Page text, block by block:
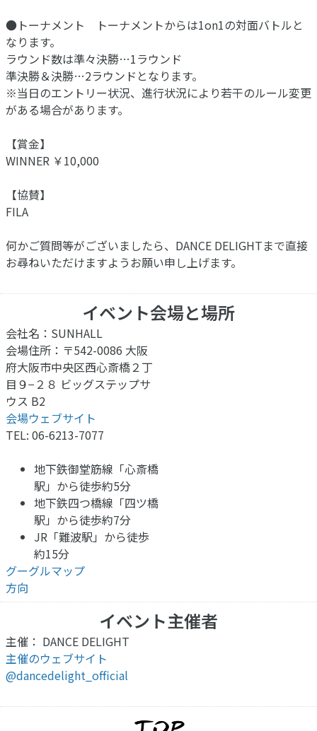
●トーナメント トーナメントからは1on1の対面バトルと
なります。
ラウンド数は準々決勝…1ラウンド
準決勝＆決勝…2ラウンドとなります。
※当日のエントリー状況、進行状況により若干のルール変更
がある場合があります。
【賞金】
WINNER ￥10,000
【協賛】
FILA
何かご質問等がございましたら、DANCE DELIGHTまで直接
お尋ねいただけますようお願い申し上げます。
イベント会場と場所
会社名：SUNHALL
会場住所：〒542-0086 大阪
府大阪市中央区西心斎橋２丁
目９−２８ ビッグステップサ
ウス B2
会場ウェブサイト
TEL: 06-6213-7077
地下鉄御堂筋線「心斎橋
駅」から徒歩約5分
地下鉄四つ橋線「四ツ橋
駅」から徒歩約7分
JR「難波駅」から徒歩
約15分
グーグルマップ
方向
イベント主催者
主催： DANCE DELIGHT
主催のウェブサイト
@dancedelight_official